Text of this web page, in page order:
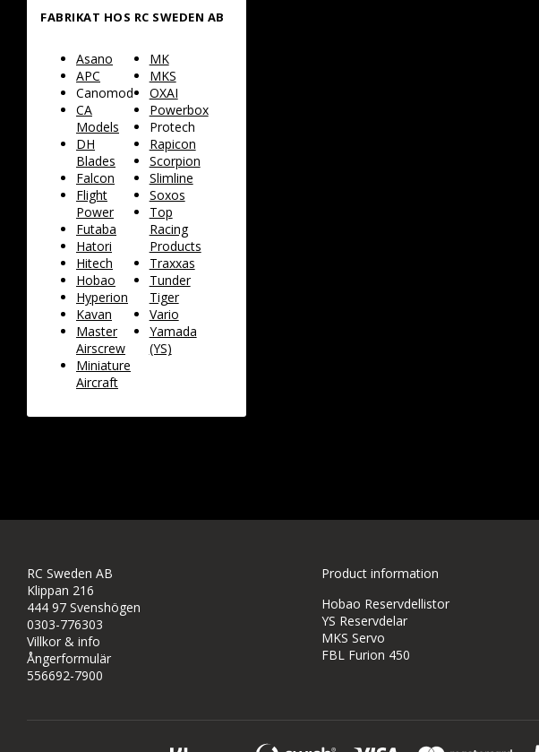
FABRIKAT HOS RC SWEDEN AB
Asano
APC
Canomod
CA
Models
DH
Blades
Falcon
Flight
Power
Futaba
Hatori
Hitech
Hobao
Hyperion
Kavan
Master
Airscrew
Miniature
Aircraft
MK
MKS
OXAI
Powerbox
Protech
Rapicon
Scorpion
Slimline
Soxos
Top
Racing
Products
Traxxas
Tunder
Tiger
Vario
Yamada
(YS)
RC Sweden AB
Klippan 216
444 97 Svenshögen
0303-776303
Villkor & info
Ångerformulär
556692-7900
Product information
Hobao Reservdellistor
YS Reservdelar
MKS Servo
FBL Furion 450